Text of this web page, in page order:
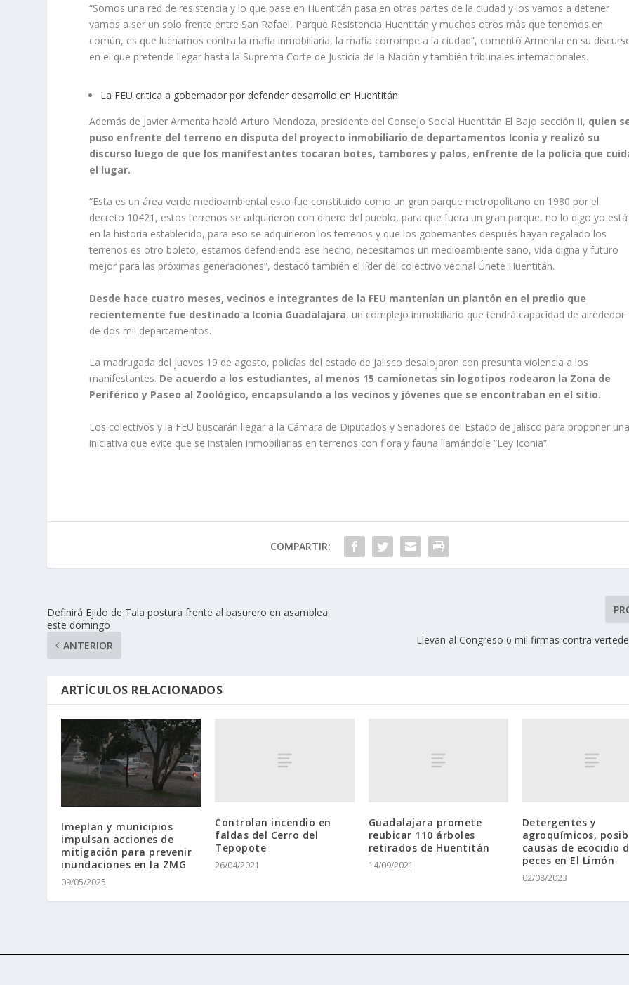
“Somos una red de resistencia y lo que pase en Huentitán pasa en otras partes de la ciudad y los vamos a detener
vamos a ser un solo frente entre San Rafael, Parque Resistencia Huentitán y muchos otros más que tenemos en
común, es que luchamos contra la mafia inmobiliaria, la mafia corrompe a la ciudad”, comentó Armenta en su
en el que pretende llegar hasta la Suprema Corte de Justicia de la Nación y también tribunales internacionales.
La FEU critica a gobernador por defender desarrollo en Huentitán
Además de Javier Armenta habló Arturo Mendoza, presidente del Consejo Social Huentitán El Bajo sección II, quien
puso enfrente del terreno en disputa del proyecto inmobiliario de departamentos Iconia y realizó su
discurso luego de que los manifestantes tocaran botes, tambores y palos, enfrente de la policía que
el lugar.
“Esta es un área verde medioambiental esto fue constituido como un gran parque metropolitano en 1980 por el
decreto 10421, estos terrenos se adquirieron con dinero del pueblo, para que fuera un gran parque, no lo digo yo está
en la historia establecido, para eso se adquirieron los terrenos y que los gobernantes después hayan regalado los
terrenos es otro boleto, estamos defendiendo ese hecho, necesitamos un medioambiente sano, vida digna y futuro
mejor para las próximas generaciones”, destacó también el líder del colectivo vecinal Únete Huentitán.
Desde hace cuatro meses, vecinos e integrantes de la FEU mantenían un plantón en el predio que
recientemente fue destinado a Iconia Guadalajara, un complejo inmobiliario que tendrá capacidad de alrededor
de dos mil departamentos.
La madrugada del jueves 19 de agosto, policías del estado de Jalisco desalojaron con presunta violencia a los
manifestantes. De acuerdo a los estudiantes, al menos 15 camionetas sin logotipos rodearon la Zona de
Periférico y Paseo al Zoológico, encapsulando a los vecinos y jóvenes que se encontraban en el sitio.
Los colectivos y la FEU buscarán llegar a la Cámara de Diputados y Senadores del Estado de Jalisco para proponer
iniciativa que evite que se instalen inmobiliarias en terrenos con flora y fauna llamándole “Ley Iconia”.
COMPARTIR:
Definirá Ejido de Tala postura frente al basurero en asamblea
este domingo
ANTERIOR
Llevan al Congreso 6 mil firmas contra
ARTÍCULOS RELACIONADOS
Imeplan y municipios
impulsan acciones de
mitigación para prevenir
inundaciones en la ZMG
09/05/2025
Controlan incendio en
faldas del Cerro del
Tepopote
26/04/2021
Guadalajara promete
reubicar 110 árboles
retirados de Huentitán
14/09/2021
Detergentes y
agroquímicos,
causas de ecocidio
peces en El Limón
02/08/2023